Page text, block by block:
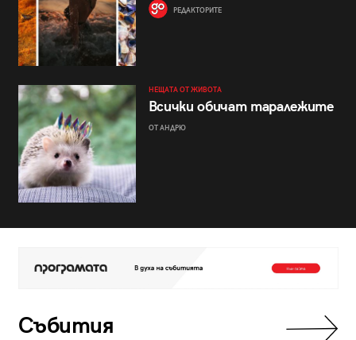
РЕДАКТОРИТЕ
НЕЩАТА ОТ ЖИВОТА
Всички обичат таралежите
ОТ АНДРЮ
Събития